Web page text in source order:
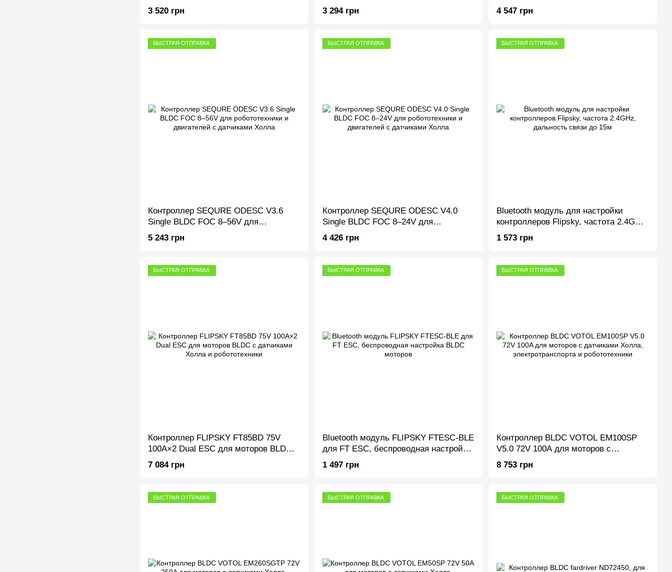
робототехники и двигателей с
датчиками Холла
3 520 грн
робототехники и двигателей с
датчиками Холла
3 294 грн
и двигателей с датчиками Холла
4 547 грн
БЫСТРАЯ ОТПРАВКА
Контроллер SEQURE ODESC V3.6
Single BLDC FOC 8–56V для
робототехники и двигателей с
датчиками Холла
5 243 грн
БЫСТРАЯ ОТПРАВКА
Контроллер SEQURE ODESC V4.0
Single BLDC FOC 8–24V для
робототехники и двигателей с
датчиками Холла
4 426 грн
БЫСТРАЯ ОТПРАВКА
Bluetooth модуль для настройки
контроллеров Flipsky, частота 2.4GHz,
дальность связи до 15м
1 573 грн
БЫСТРАЯ ОТПРАВКА
Контроллер FLIPSKY FT85BD 75V
100A×2 Dual ESC для моторов BLDC с
датчиками Холла и робототехники
7 084 грн
БЫСТРАЯ ОТПРАВКА
Bluetooth модуль FLIPSKY FTESC-BLE
для FT ESC, беспроводная настройка
BLDC моторов
1 497 грн
БЫСТРАЯ ОТПРАВКА
Контроллер BLDC VOTOL EM100SP
V5.0 72V 100A для моторов с
датчиками Холла, электротранспорта
и робототехники
8 753 грн
БЫСТРАЯ ОТПРАВКА БЫСТРАЯ ОТПРАВКА БЫСТРАЯ ОТПРАВКА